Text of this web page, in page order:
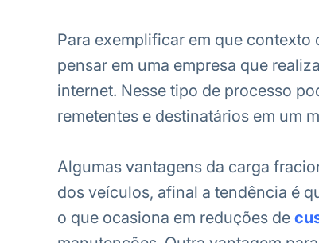
Para exemplificar em que
pensar em uma empresa que
internet. Nesse tipo de processo
remetentes e destinatários em um
Algumas vantagens da carga
dos veículos, afinal a tendência é
o que ocasiona em reduções de